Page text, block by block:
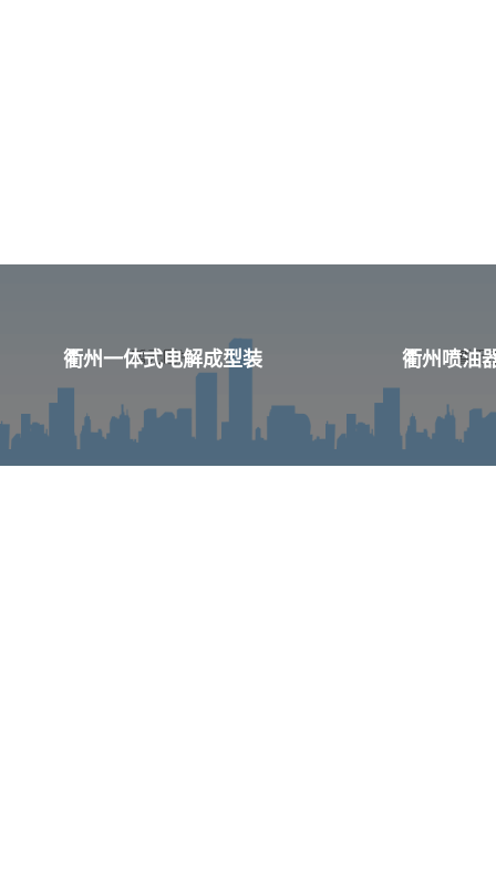
衢州一体式电解成型装 衢州喷油